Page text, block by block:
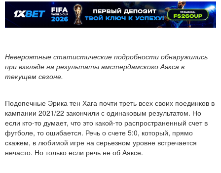
Невероятные статистические подробности обнаружились
при взгляде на результаты амстердамского Аякса в
текущем сезоне.
Подопечные Эрика тен Хага почти треть всех своих поединков в
кампании 2021/22 закончили с одинаковым результатом. Но
если кто-то думает, что это какой-то распространенный счет в
футболе, то ошибается. Речь о счете 5:0, который, прямо
скажем, в любимой игре на серьезном уровне встречается
нечасто. Но только если речь не об Аяксе.